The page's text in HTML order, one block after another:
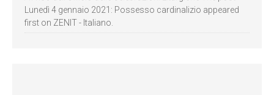
Lunedì 4 gennaio 2021: Possesso cardinalizio appeared
first on ZENIT - Italiano.